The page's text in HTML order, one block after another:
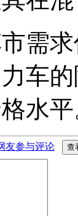
需
车
水
友参与评论